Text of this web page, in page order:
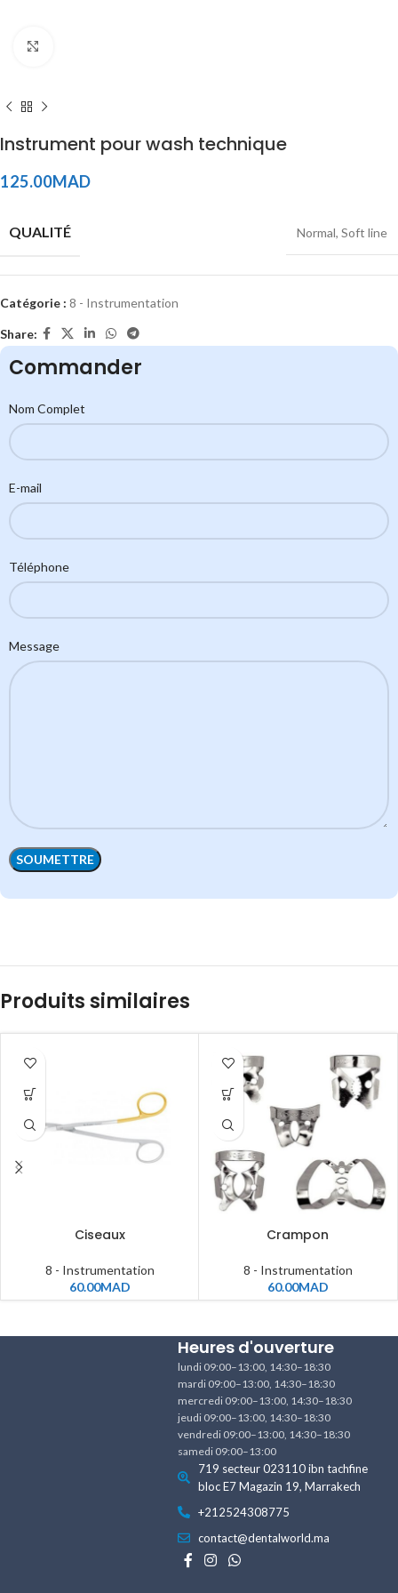
Instrument pour wash technique
125.00MAD
QUALITÉ Normal, Soft line
Catégorie : 8 - Instrumentation
Share:
Commander
Nom Complet
E-mail
Téléphone
Message
Produits similaires
Ciseaux
8 - Instrumentation
60.00MAD
Crampon
8 - Instrumentation
60.00MAD
Heures d'ouverture
lundi 09:00–13:00, 14:30–18:30
mardi 09:00–13:00, 14:30–18:30
mercredi 09:00–13:00, 14:30–18:30
jeudi 09:00–13:00, 14:30–18:30
vendredi 09:00–13:00, 14:30–18:30
samedi 09:00–13:00
719 secteur 023110 ibn tachfine
bloc E7 Magazin 19, Marrakech
+212524308775
contact@dentalworld.ma